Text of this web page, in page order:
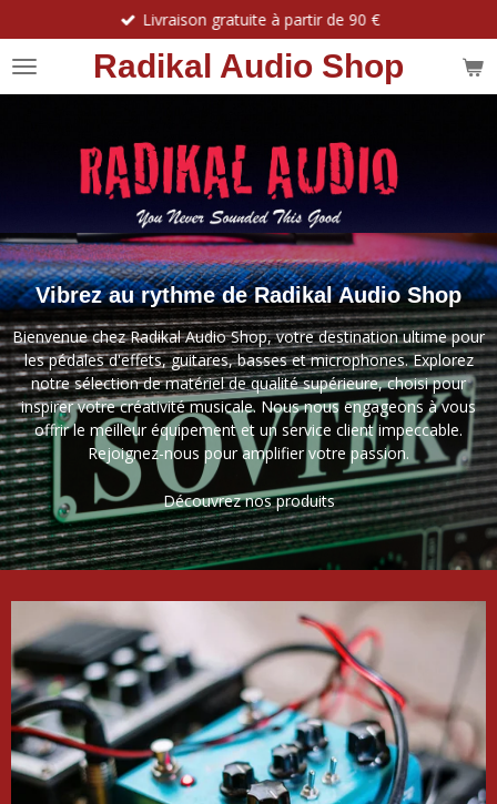
au
contenu
principal
Radikal Audio Shop
Livraison gratuite à partir de 90 €
Vibrez au rythme de Radikal Audio Shop
Bienvenue chez Radikal Audio Shop, votre destination ultime pour
les pédales d'effets, guitares, basses et microphones. Explorez
notre sélection de matériel de qualité supérieure, choisi pour
inspirer votre créativité musicale. Nous nous engageons à vous
offrir le meilleur équipement et un service client impeccable.
Rejoignez-nous pour amplifier votre passion.
Découvrez nos produits